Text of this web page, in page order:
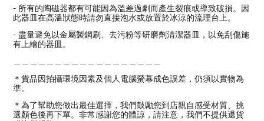
- 所有的陶磁器都有可能因為溫差過劇而產生裂痕或導致破損。因
此器皿在高溫狀態時請勿直接泡水或放置於冰涼的流理台上。
- 盡量避免以金屬製鋼刷、去污粉等研磨劑清潔器皿，以免刮傷施
有上繪的器皿。
＊貨品因拍攝環境因素及個人電腦螢幕成色誤差，仍須以實物為
準。
＊為了幫助您做出最佳選擇，我們鼓勵您到店親自感受材質、挑
選顏色後再下單。非常感謝您的體諒，請注意，我們不提供退貨